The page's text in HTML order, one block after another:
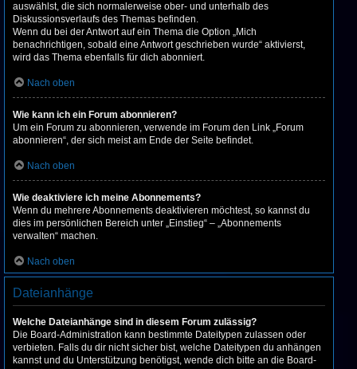
auswählst, die sich normalerweise ober- und unterhalb des
Diskussionsverlaufs des Themas befinden.
Wenn du bei der Antwort auf ein Thema die Option „Mich
benachrichtigen, sobald eine Antwort geschrieben wurde“ aktivierst,
wird das Thema ebenfalls für dich abonniert.
Nach oben
Wie kann ich ein Forum abonnieren?
Um ein Forum zu abonnieren, verwende im Forum den Link „Forum
abonnieren“, der sich meist am Ende der Seite befindet.
Nach oben
Wie deaktiviere ich meine Abonnements?
Wenn du mehrere Abonnements deaktivieren möchtest, so kannst du
dies im persönlichen Bereich unter „Einstieg“ – „Abonnements
verwalten“ machen.
Nach oben
Dateianhänge
Welche Dateianhänge sind in diesem Forum zulässig?
Die Board-Administration kann bestimmte Dateitypen zulassen oder
verbieten. Falls du dir nicht sicher bist, welche Dateitypen du anhängen
kannst und du Unterstützung benötigst, wende dich bitte an die Board-